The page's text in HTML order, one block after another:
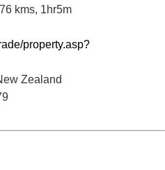
kms, 1hr5m
property.asp?
Zealand